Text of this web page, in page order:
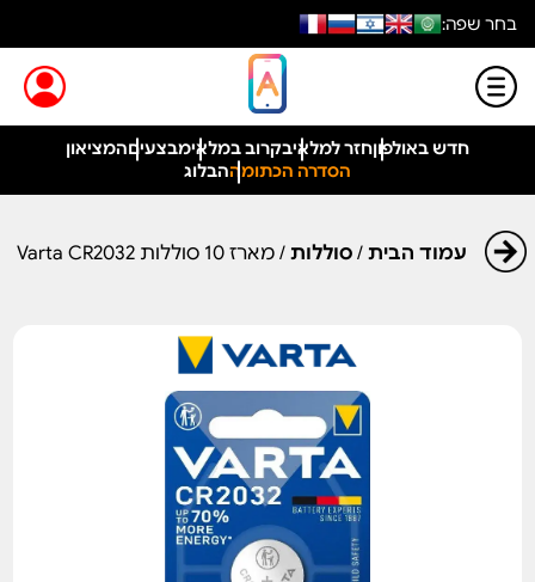
בחר שפה:
חדש באולפוןחזר למלאיבקרוב במלאימבצעיםהמציאון
הסדרה הכתומההבלוג
עמוד הבית/ סוללות/ מארז 10 סוללות Varta CR2032